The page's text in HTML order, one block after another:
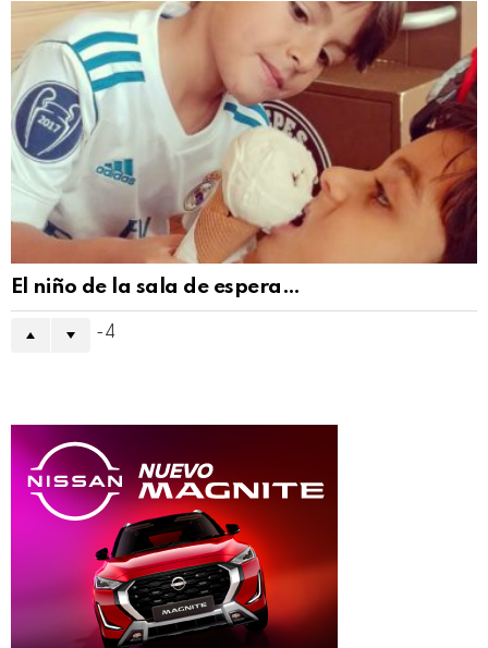
El niño de la sala de espera…
-4